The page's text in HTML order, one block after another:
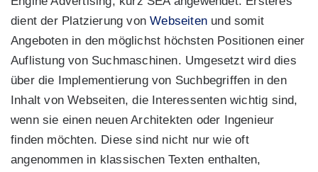
dient der Platzierung vonWebseiten und somit
Angeboten in den möglichst höchsten Positionen einer
Auflistung von Suchmaschinen. Umgesetzt wird dies
über die Implementierung von Suchbegriffen in den
Inhalt von Webseiten, die Interessenten wichtig sind,
wenn sie einen neuen Architekten oder Ingenieur
finden möchten. Diese sind nicht nur wie oft
angenommen in klassischen Texten enthalten,